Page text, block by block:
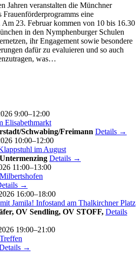
Jahren veranstalten die Münchner
eine
23. Februar kommen von 10 bis 16.30
in den Nymphenburger Schulen
ihr Engagement sowie besondere
dafür zu evaluieren und so auch
was…
9:00–12:00
Elisabethmarkt
Schwabing/Freimann Details →
10:00–12:00
im August
Details →
11:00–13:00
→
16:00–18:00
Jamila! Infostand am Thalkirchner Platz
OV Sendling, OV STOFF, Details
19:00–21:00
→